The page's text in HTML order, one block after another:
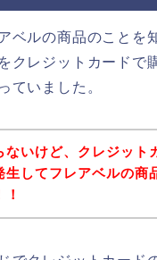
ベルの商品のことを
クレジットカードで
ていました。
ないけど、クレジット
生してフレアベルの商